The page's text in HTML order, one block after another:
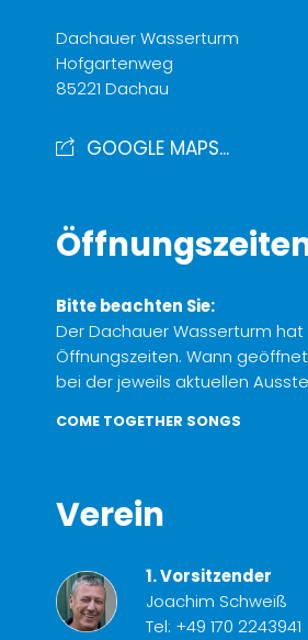
Dachauer Wasserturm
Hofgartenweg
85221 Dachau
GOOGLE MAPS...
Bitte beachten Sie:
Der Dachauer Wasserturm
Öffnungszeiten. Wann
bei der jeweils aktuellen
COME TOGETHER SONGS
Verein
1. Vorsitzender
Joachim Schweiß
Tel: +49 170 2243941